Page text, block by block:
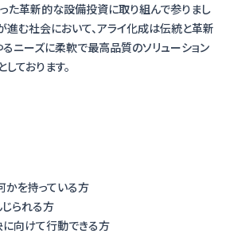
た革新的な設備投資に取り組んで参りまし
進む社会において、アライ化成は伝統と革新
ニーズに柔軟で最高品質のソリューション
ております。
かを持っている方
られる方
に向けて行動できる方